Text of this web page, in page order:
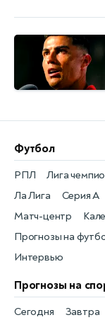
Футбол
РПЛ
Матч-центр
Лига
Прогнозы на
Ла Лига Серия А
Интервью
Прогнозы на
Сегодня
Завтра